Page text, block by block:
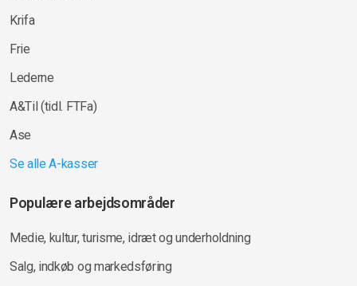
Krifa
Frie
Lederne
A&Til (tidl. FTFa)
Ase
Se alle A-kasser
Populære arbejdsområder
Medie, kultur, turisme, idræt og underholdning
Salg, indkøb og markedsføring